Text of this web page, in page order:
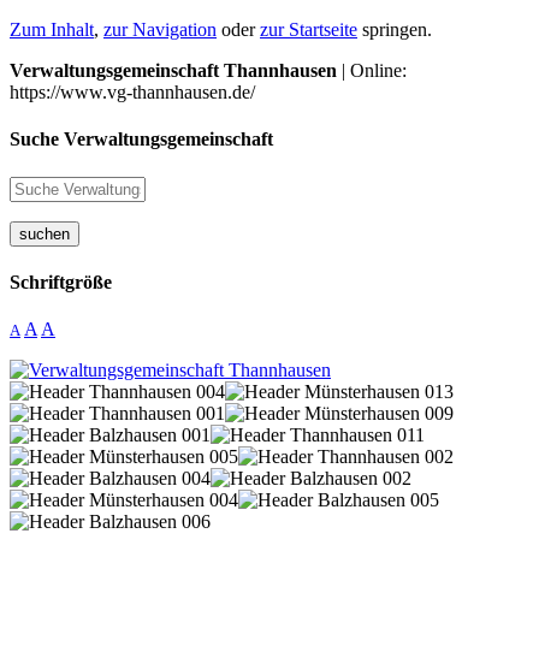
Zum Inhalt, zur Navigation oderzur Startseite springen.
Verwaltungsgemeinschaft Thannhausen | Online:
https://www.vg-thannhausen.de/
Suche Verwaltungsgemeinschaft
suchen
Schriftgröße
A A A